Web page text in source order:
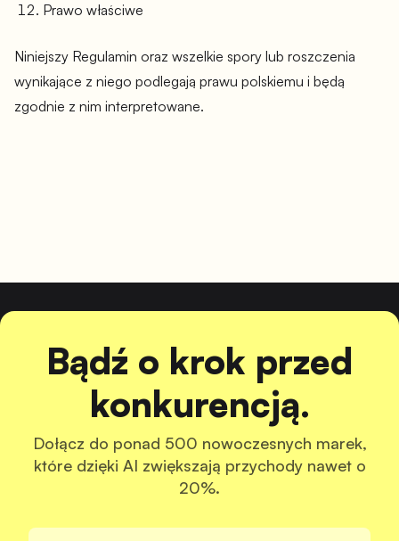
Prawo właściwe
Niniejszy Regulamin oraz wszelkie spory lub roszczenia
wynikające z niego podlegają prawu polskiemu i będą
zgodnie z nim interpretowane.
Bądź o krok przed
konkurencją.
Dołącz do ponad 500 nowoczesnych marek,
które dzięki AI zwiększają przychody nawet o
20%.